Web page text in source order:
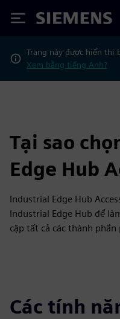
Siemens
Trang này được hiển thị
Xem bằng tiếng Anh?
Tại sao
Edge Hub
Industrial Edge Hub
Industrial Edge Hub để
cập tất cả các thành
Các tính